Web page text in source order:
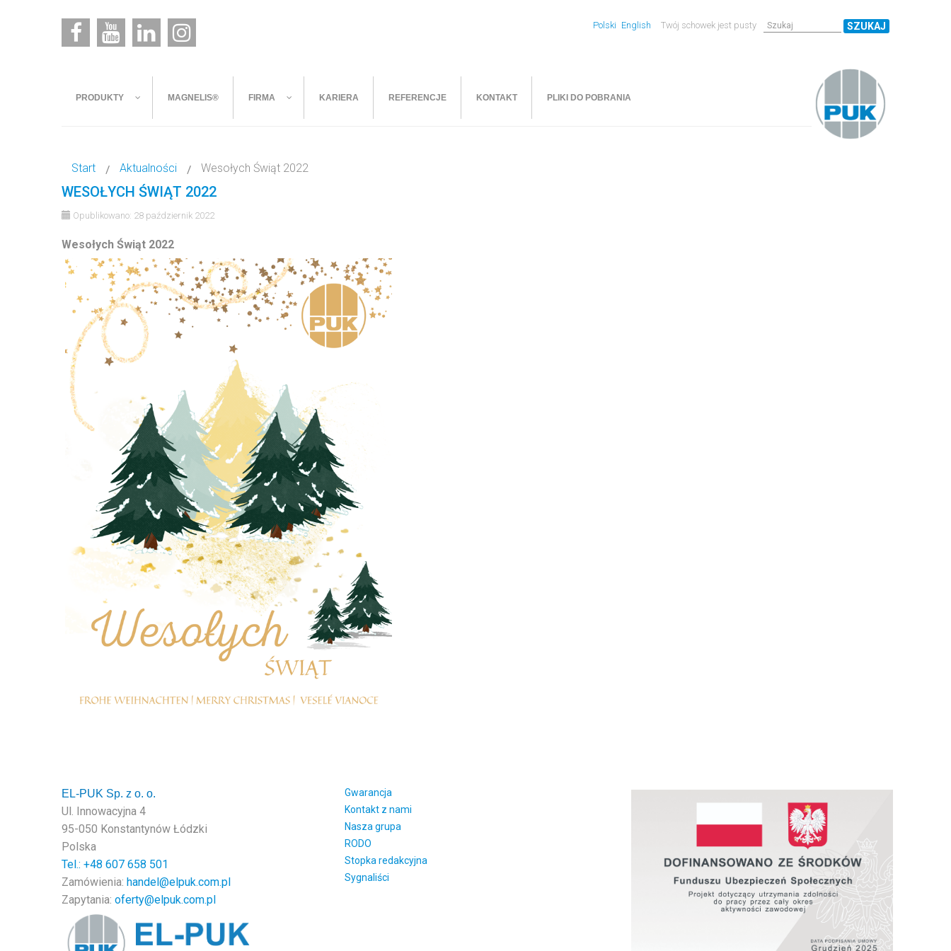
SZUKAJ
Twój schowek jest pusty
Polski English
PRODUKTY MAGNELIS® FIRMA KARIERA REFERENCJE KONTAKT PLIKI DO POBRANIA
Start Aktualności Wesołych Świąt 2022
WESOŁYCH ŚWIĄT 2022
Opublikowano: 28 październik 2022
Wesołych Świąt 2022
EL-PUK Sp. z o. o.
Ul. Innowacyjna 4
95-050 Konstantynów Łódzki
Polska
Tel.: +48 607 658 501
Zamówienia: handel@elpuk.com.pl
Zapytania: oferty@elpuk.com.pl
Gwarancja
Kontakt z nami
Nasza grupa
RODO
Stopka redakcyjna
Sygnaliści